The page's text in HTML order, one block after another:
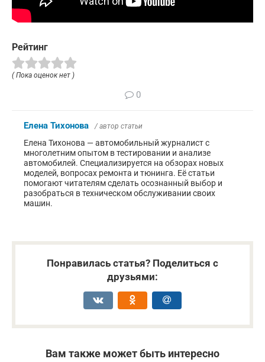
Рейтинг
( Пока оценок нет )
0
Елена Тихонова / автор статьи
Елена Тихонова — автомобильный журналист с
многолетним опытом в тестировании и анализе
автомобилей. Специализируется на обзорах новых
моделей, вопросах ремонта и тюнинга. Её статьи
помогают читателям сделать осознанный выбор и
разобраться в техническом обслуживании своих
машин.
Понравилась статья? Поделиться с
друзьями:
Вам также может быть интересно